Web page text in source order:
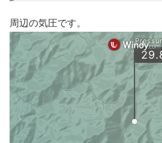
周辺の気圧です。